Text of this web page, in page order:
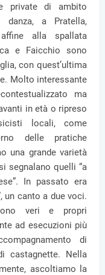
private di ambito
a Pratella,
alla spallata
e Faicchio sono
con quest’ultima
Molto interessante
ma
in età o ripreso
locali, come
delle pratiche
una grande varietà
segnalano quelli “a
In passato era
un canto a due voci.
veri e propri
ad esecuzioni più
di
castagnette. Nella
ascoltiamo la